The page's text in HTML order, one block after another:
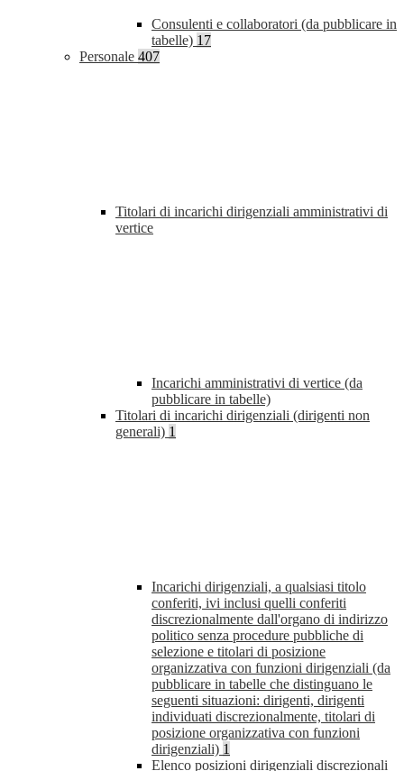
Consulenti e collaboratori (da pubblicare in
tabelle) 17
Personale 407
Titolari di incarichi dirigenziali amministrativi di
vertice
Incarichi amministrativi di vertice (da
pubblicare in tabelle)
Titolari di incarichi dirigenziali (dirigenti non
generali) 1
Incarichi dirigenziali, a qualsiasi titolo
conferiti, ivi inclusi quelli conferiti
discrezionalmente dall'organo di indirizzo
politico senza procedure pubbliche di
selezione e titolari di posizione
organizzativa con funzioni dirigenziali (da
pubblicare in tabelle che distinguano le
seguenti situazioni: dirigenti, dirigenti
individuati discrezionalmente, titolari di
posizione organizzativa con funzioni
dirigenziali) 1
Elenco posizioni dirigenziali discrezionali